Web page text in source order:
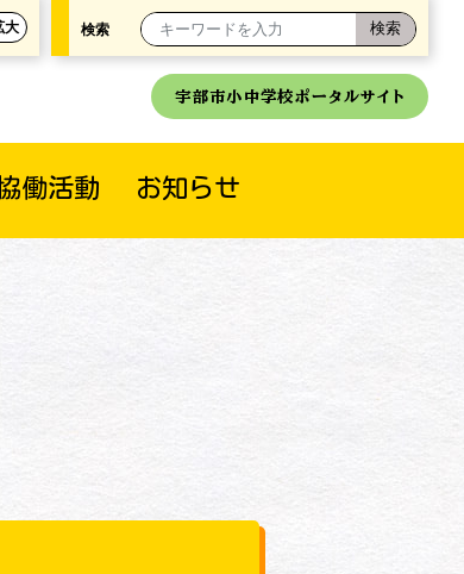
大 検索
宇部市小中学校ポータルサイト
働活動 お知らせ